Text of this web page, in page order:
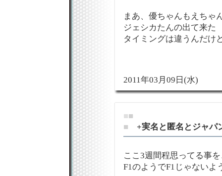
まあ、優ちゃんもえちゃ
ジェシカたんの出て来た
タイミングは違うんだけ
2011年03月09日(水)
■■
■
+実名と匿名とジャパ
ここ3週間程思ってる事
F1のようでF1じゃないよ